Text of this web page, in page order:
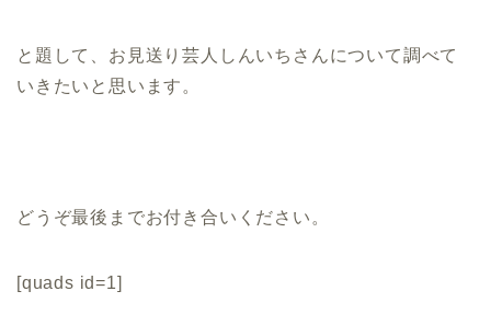
と題して、お見送り芸人しんいちさんについて調べて
いきたいと思います。
どうぞ最後までお付き合いください。
[quads id=1]